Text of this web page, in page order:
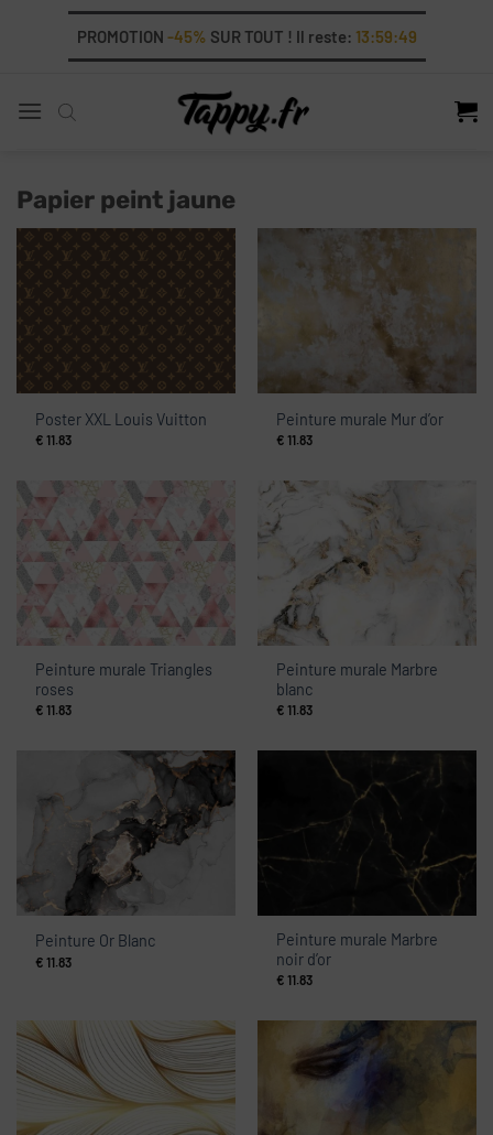
PROMOTION-45% SUR TOUT ! Il reste: 13:59:47
Papier peint jaune
Poster XXL Louis Vuitton
€ 11.83
Peinture murale Mur d’or
€ 11.83
Peinture murale Triangles
roses
€ 11.83
Peinture murale Marbre
blanc
€ 11.83
Peinture Or Blanc
€ 11.83
Peinture murale Marbre
noir d’or
€ 11.83